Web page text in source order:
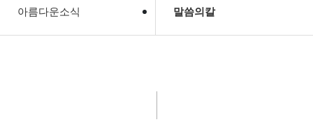
아름다운소식 말씀의칼